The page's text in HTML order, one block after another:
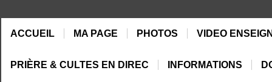
ACCUEIL MA PAGE PHOTOS VIDEO
PRIÈRE & CULTES EN DIREC INFORMATIONS